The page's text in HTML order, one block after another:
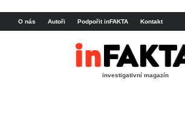
investigativní magazín
O nás Autoři Podpořit inFAKTA Kontakt